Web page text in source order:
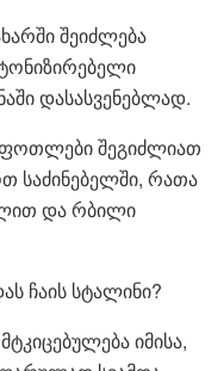
შეიძლება
დასასვენებლად.
ფოთლები შეგიძლიათ
საძინებელში, რათა
და რბილი
ჩაის სტალინი?
იმისა,